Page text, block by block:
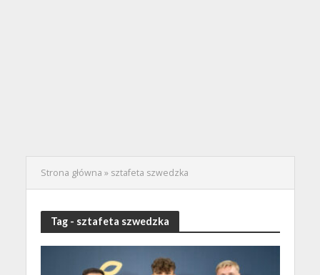
Strona główna » sztafeta szwedzka
Tag - sztafeta szwedzka